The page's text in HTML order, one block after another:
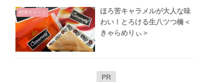
和洋スイーツ
ほろ苦キャラメルが大人な味
わい！とろける生八ツつ橋＜
きゃらめりぃ＞
PR